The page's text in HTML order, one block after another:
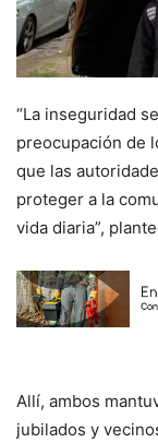
“La inseguridad
preocupación de
que las
proteger a la
vida diaria”,
Allí, ambos
jubilados y